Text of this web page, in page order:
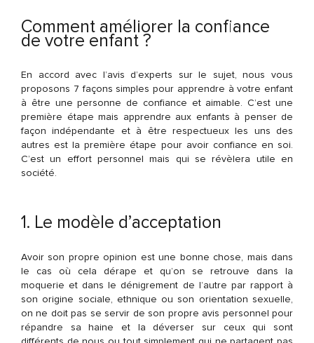
Comment améliorer la confiance
de votre enfant ?
En accord avec l’avis d’experts sur le sujet, nous vous
proposons 7 façons simples pour apprendre à votre enfant
à être une personne de confiance et aimable. C’est une
première étape mais apprendre aux enfants à penser de
façon indépendante et à être respectueux les uns des
autres est la première étape pour avoir confiance en soi.
C’est un effort personnel mais qui se révèlera utile en
société.
1. Le modèle d’acceptation
Avoir son propre opinion est une bonne chose, mais dans
le cas où cela dérape et qu’on se retrouve dans la
moquerie et dans le dénigrement de l’autre par rapport à
son origine sociale, ethnique ou son orientation sexuelle,
on ne doit pas se servir de son propre avis personnel pour
répandre sa haine et la déverser sur ceux qui sont